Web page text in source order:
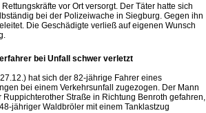
vor Ort versorgt. Der Täter hatte sich
bei der Polizeiwache in Siegburg. Gegen ihn
Die Geschädigte verließ auf eigenen Wunsch
bei Unfall schwer verletzt
hat sich der 82-jährige Fahrer eines
bei einem Verkehrsunfall zugezogen. Der Mann
Straße in Richtung Benroth gefahren,
jähriger Waldbröler mit einem Tanklastzug